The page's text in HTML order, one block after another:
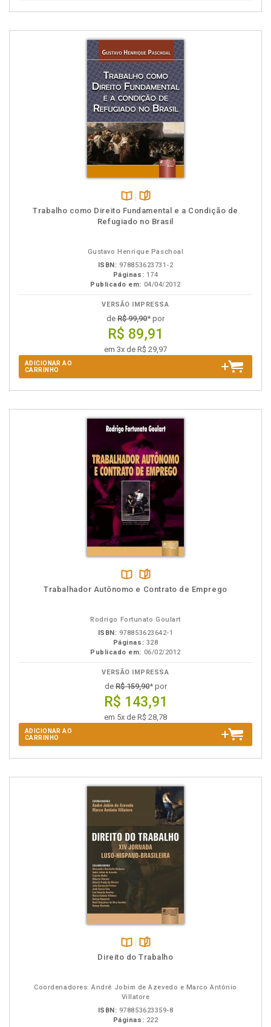
Disponível
na
páginas
Trabalho como Direito Fundamental e a Condição de
Refugiado no Brasil
Gustavo Henrique Paschoal
ISBN: 978853623731-2
Páginas: 174
Publicado em: 04/04/2012
VERSÃO IMPRESSA
de R$ 99,90* por
R$ 89,91
em 3x de R$ 29,97
ADICIONAR AO
CARRINHO
Disponível
páginas
Trabalhador Autônomo e Contrato de Emprego
Rodrigo Fortunato Goulart
ISBN: 978853623642-1
Páginas: 328
Publicado em: 06/02/2012
VERSÃO IMPRESSA
deR$ 159,90* por
R$ 143,91
em 5x de R$ 28,78
ADICIONAR AO
CARRINHO
Disponível
páginas
Direito do Trabalho
Coordenadores: André Jobim de Azevedo e Marco Antônio
Villatore
ISBN: 978853623359-8
Páginas: 222